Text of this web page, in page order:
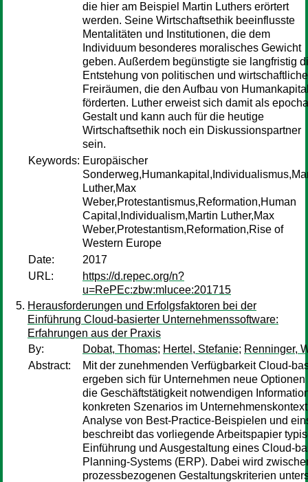
die hier am Beispiel Martin Luthers erörtert
werden. Seine Wirtschaftsethik beeinflusste
Mentalitäten und Institutionen, die dem
Individuum besonderes moralisches Gewicht
geben. Außerdem begünstigte sie langfristig
Entstehung von politischen und
Freiräumen, die den Aufbau von
förderten. Luther erweist sich damit als
Gestalt und kann auch für die heutige
Wirtschaftsethik noch ein Diskussionspartner
sein.
Keywords: Europäischer
Luther,Max
Weber,Protestantismus,Reformation,Human
Capital,Individualism,Martin Luther,Max
Weber,Protestantism,Reformation,Rise of
Western Europe
Date:
2017
URL:
https://d.repec.org/n?
u=RePEc:zbw:mlucee:201715
Herausforderungen und Erfolgsfaktoren bei der
Einführung Cloud-basierter Unternehmenssoftware:
Erfahrungen aus der Praxis
By:
Dobat, Thomas; Hertel, Stefanie; Renninger,
Abstract:
Mit der zunehmenden Verfügbarkeit Cloud-
ergeben sich für Unternehmen neue
die Geschäftstätigkeit notwendigen
konkreten Szenarios im
Analyse von Best-Practice-Beispielen und
beschreibt das vorliegende Arbeitspapier
Einführung und Ausgestaltung eines Cloud-
Planning-Systems (ERP). Dabei wird
prozessbezogenen Gestaltungskriterien